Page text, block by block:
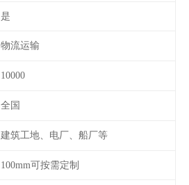
是
物流运输
10000
全国
建筑工地、电厂、船厂等
100mm可按需定制